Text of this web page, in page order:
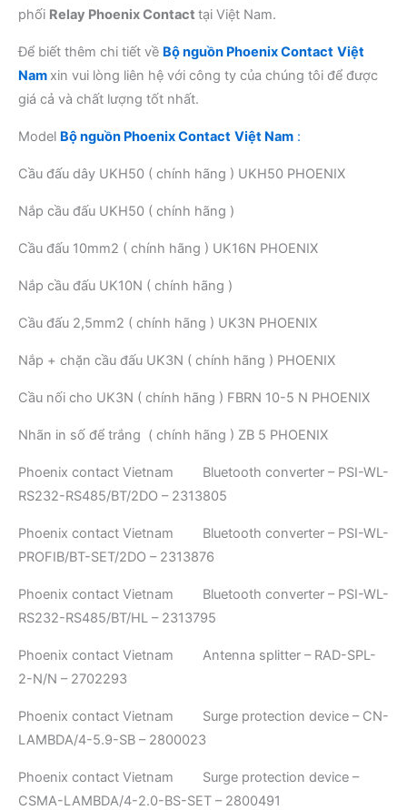
phối Relay Phoenix Contact tại Việt Nam.
Để biết thêm chi tiết về Bộ nguồn Phoenix Contact Việt
Nam xin vui lòng liên hệ với công ty của chúng tôi để được
giá cả và chất lượng tốt nhất.
Model Bộ nguồn Phoenix Contact Việt Nam :
Cầu đấu dây UKH50 ( chính hãng ) UKH50 PHOENIX
Nắp cầu đấu UKH50 ( chính hãng )
Cầu đấu 10mm2 ( chính hãng ) UK16N PHOENIX
Nắp cầu đấu UK10N ( chính hãng )
Cầu đấu 2,5mm2 ( chính hãng ) UK3N PHOENIX
Nắp + chặn cầu đấu UK3N ( chính hãng ) PHOENIX
Cầu nối cho UK3N ( chính hãng ) FBRN 10-5 N PHOENIX
Nhãn in số để trắng ( chính hãng ) ZB 5 PHOENIX
Phoenix contact Vietnam Bluetooth converter – PSI-WL-
RS232-RS485/BT/2DO – 2313805
Phoenix contact Vietnam Bluetooth converter – PSI-WL-
PROFIB/BT-SET/2DO – 2313876
Phoenix contact Vietnam Bluetooth converter – PSI-WL-
RS232-RS485/BT/HL – 2313795
Phoenix contact Vietnam Antenna splitter – RAD-SPL-
2-N/N – 2702293
Phoenix contact Vietnam Surge protection device – CN-
LAMBDA/4-5.9-SB – 2800023
Phoenix contact Vietnam Surge protection device –
CSMA-LAMBDA/4-2.0-BS-SET – 2800491